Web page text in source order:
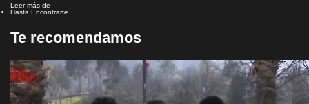
Leer más de
Hasta Encontrarte
Te recomendamos